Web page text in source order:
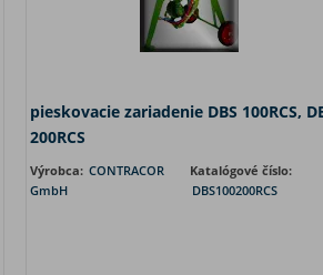
pieskovacie zariadenie DBS 100RCS,
200RCS
Výrobca: CONTRACOR
GmbH
Katalógové číslo:
DBS100200RCS